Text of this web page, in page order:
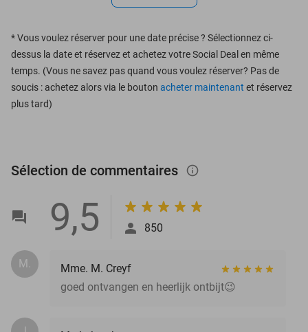
*Vous voulez réserver pour une date précise ? Sélectionnez ci-
dessus la date et réservez et achetez votre Social Deal en même
temps. (Vous ne savez pas quand vous voulez réserver? Pas de
soucis : achetez alors via le bouton acheter maintenant et réservez
plus tard)
Sélection de commentaires info_outlined
9,5 850
M.
Mme. M. Creyf
goed ontvangen en heerlijk ontbijt😉